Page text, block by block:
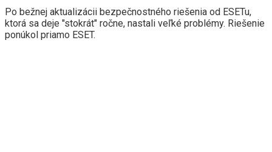
Po bežnej aktualizácii bezpečnostného riešenia od ESETu,
ktorá sa deje "stokrát" ročne, nastali veľké problémy. Riešenie
ponúkol priamo ESET.